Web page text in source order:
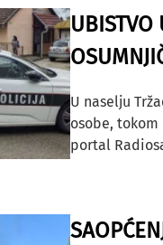
UBISTVO
U naselju
osobe,
portal